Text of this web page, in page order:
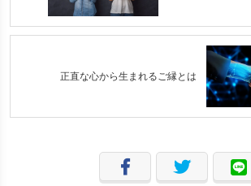
正直な心から生まれるご縁とは